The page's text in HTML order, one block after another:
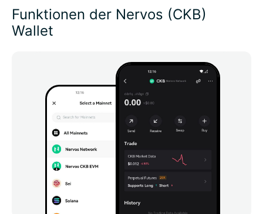
Funktionen der Nervos (CKB)
Wallet